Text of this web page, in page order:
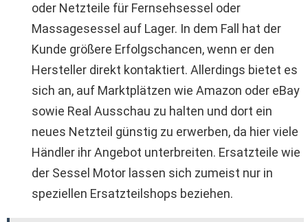
oder Netzteile für Fernsehsessel oder
Massagesessel auf Lager. In dem Fall hat der
Kunde größere Erfolgschancen, wenn er den
Hersteller direkt kontaktiert. Allerdings bietet es
sich an, auf Marktplätzen wie Amazon oder eBay
sowie Real Ausschau zu halten und dort ein
neues Netzteil günstig zu erwerben, da hier viele
Händler ihr Angebot unterbreiten. Ersatzteile wie
der Sessel Motor lassen sich zumeist nur in
speziellen Ersatzteilshops beziehen.